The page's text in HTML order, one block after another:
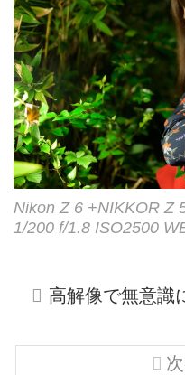
Nikon Z 6 +NIKKOR Z
1/200 f/1.8 ISO2500
高解像で無意識